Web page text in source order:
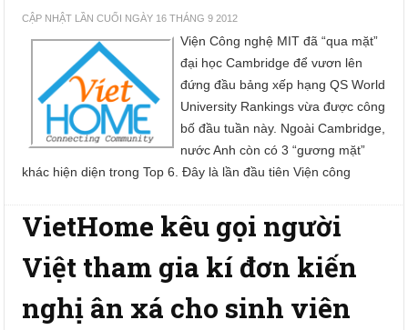
CẬP NHẬT LẦN CUỐI NGÀY 16 THÁNG 9 2012
Viện Công nghệ MIT đã “qua mặt”
đại học Cambridge để vươn lên
đứng đầu bảng xếp hạng QS World
University Rankings vừa được công
bố đầu tuần này. Ngoài Cambridge,
nước Anh còn có 3 “gương mặt”
khác hiện diện trong Top 6. Đây là lần đầu tiên Viện công
VietHome kêu gọi người
Việt tham gia kí đơn kiến
nghị ân xá cho sinh viên